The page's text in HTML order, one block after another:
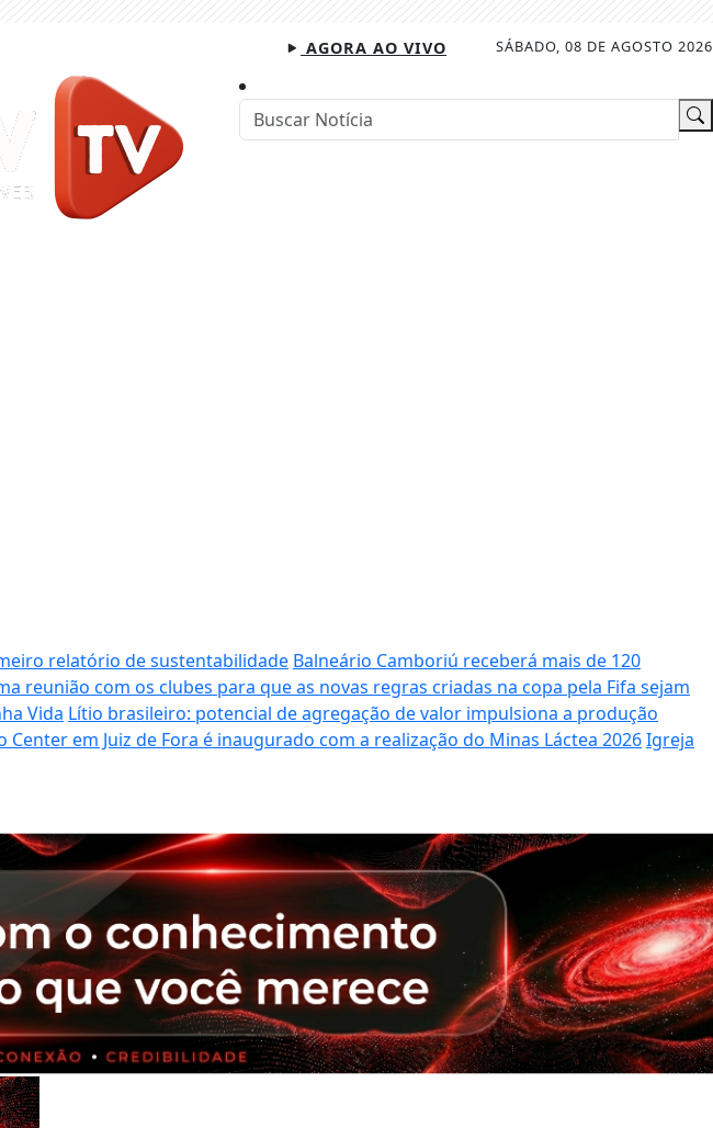
SÁBADO, 08 DE AGOSTO 2026
AGORA AO VIVO
relatório de sustentabilidade Balneário Camboriú receberá mais de 120
reunião com os clubes para que as novas regras criadas na copa pela Fifa sejam
Vida Lítio brasileiro: potencial de agregação de valor impulsiona a produção
Center em Juiz de Fora é inaugurado com a realização do Minas Láctea 2026Igreja